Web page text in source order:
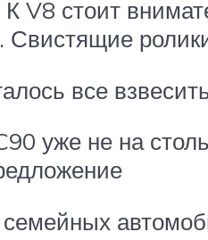
К V8 стоит
. Свистящие
все
уже не на